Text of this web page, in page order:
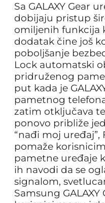
Sa GALAXY Gear
dobijaju pristup
omiljenih funkcija
dodatak čine još
poboljšanje
Lock automatski
pridruženog
put kada je
pametnog
zatim otključava
ponovo približe
“nađi moj uređaj”,
pomaže
pametne uređaje
ih navodi da se
signalom,
Samsung